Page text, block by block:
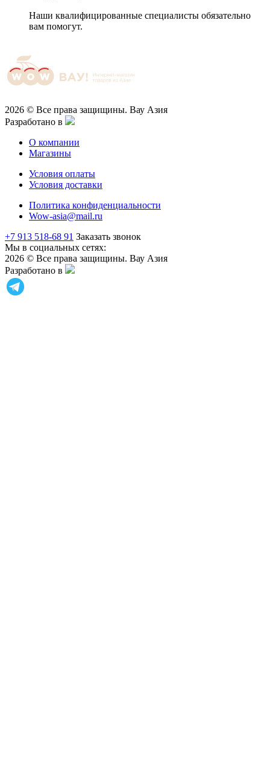
Наши квалифицированные специалисты обязательно
вам помогут.
2026 © Все права защищины. Вау Азия
Разработано в
О компании
Магазины
Условия оплаты
Условия доставки
Политика конфиденциальности
Wow-asia@mail.ru
+7 913 518-68 91 Заказать звонок
Мы в социальных сетях:
2026 © Все права защищины. Вау Азия
Разработано в